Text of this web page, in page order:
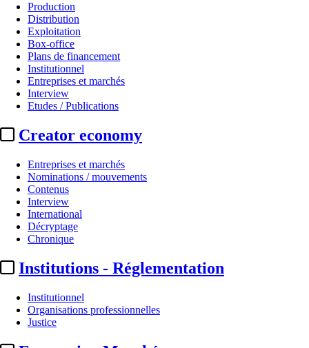
Production
Distribution
Exploitation
Box-office
Plans de financement
Institutionnel
Entreprises et marchés
Interview
Etudes / Publications
Creator economy
Entreprises et marchés
Nominations / mouvements
Contenus
Interview
International
Décryptage
Chronique
Institutions - Réglementation
Institutionnel
Organisations professionnelles
Justice